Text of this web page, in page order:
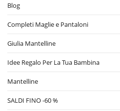
Blog
Completi Maglie e Pantaloni
Giulia Mantelline
Idee Regalo Per La Tua Bambina
Mantelline
SALDI FINO -60 %